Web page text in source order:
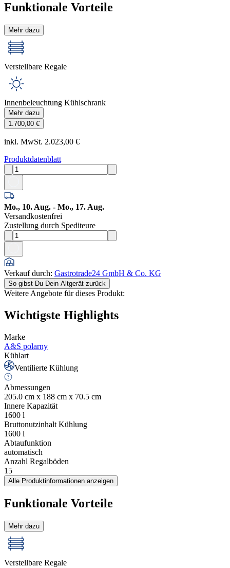
Funktionale Vorteile
Mehr dazu
Verstellbare Regale
Innenbeleuchtung Kühlschrank
Mehr dazu
1.700,00 €
inkl. MwSt. 2.023,00 €
Produktdatenblatt
Mo., 10. Aug. - Mo., 17. Aug.
Versandkostenfrei
Zustellung durch Spediteure
Verkauf durch: Gastrotrade24 GmbH & Co. KG
So gibst Du Dein Altgerät zurück
Weitere Angebote für dieses Produkt:
Wichtigste Highlights
Marke
A&S polarny
Kühlart
Ventilierte Kühlung
Abmessungen
205.0 cm x 188 cm x 70.5 cm
Innere Kapazität
1600 l
Bruttonutzinhalt Kühlung
1600 l
Abtaufunktion
automatisch
Anzahl Regalböden
15
Alle Produktinformationen anzeigen
Funktionale Vorteile
Mehr dazu
Verstellbare Regale